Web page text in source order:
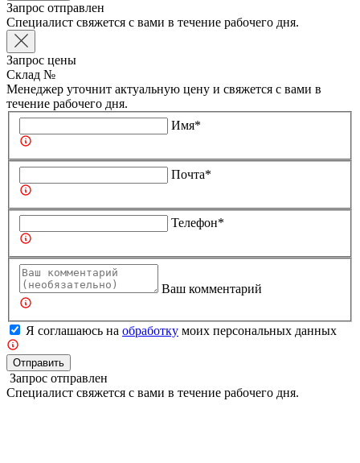
Запрос отправлен
Специалист свяжется с вами в течение рабочего дня.
Запрос цены
Склад №
Менеджер уточнит актуальную цену и свяжется с вами в
течение рабочего дня.
Имя*
Почта*
Телефон*
Ваш комментарий
Я соглашаюсь на обработку моих персональных данных
Отправить
Запрос отправлен
Специалист свяжется с вами в течение рабочего дня.